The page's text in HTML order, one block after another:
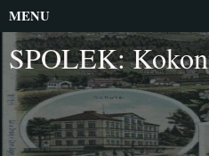
SPOLEK:
MENU